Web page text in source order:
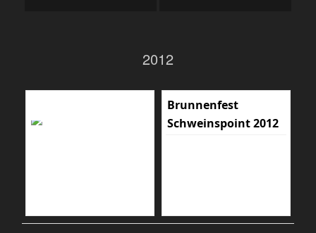
2012
Brunnenfest
Schweinspoint 2012